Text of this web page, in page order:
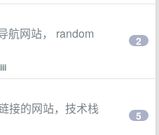
航网站， random
2
接的网站，技术栈
5